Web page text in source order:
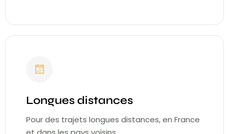
Longues distances
Pour des trajets longues distances, en France